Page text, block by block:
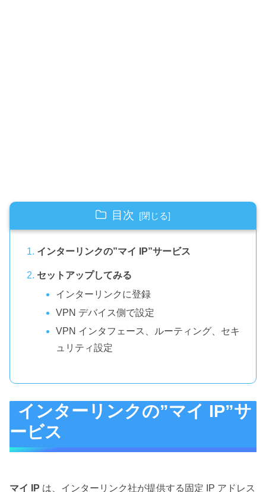
目次
インターリンクの”マイ IP”サービス
セットアップしてみる
インターリンクに登録
VPN デバイス側で設定
VPN インタフェース、ルーティング、セキ
ュリティ設定
インターリンクの”マイ IP”サ
ービス
マイ IP は、インターリンク社が提供する固定 IP アドレス